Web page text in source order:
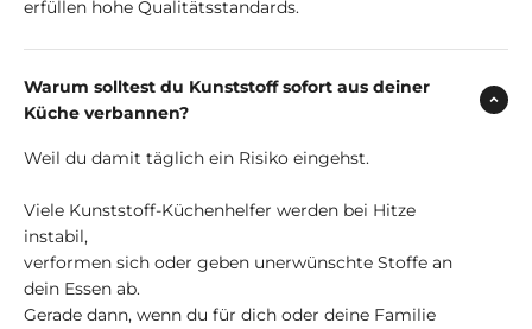
erfüllen hohe Qualitätsstandards.
Warum solltest du Kunststoff sofort aus deiner
Küche verbannen?
Weil du damit täglich ein Risiko eingehst.
Viele Kunststoff-Küchenhelfer werden bei Hitze
instabil,
verformen sich oder geben unerwünschte Stoffe an
dein Essen ab.
Gerade dann, wenn du für dich oder deine Familie